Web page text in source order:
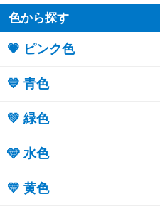
色から探す
💗 ピンク色
💙 青色
💚 緑色
🩵 水色
💛 黄色